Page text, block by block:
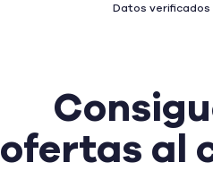
El precio es el
precio.
Datos verificados
ofertas al